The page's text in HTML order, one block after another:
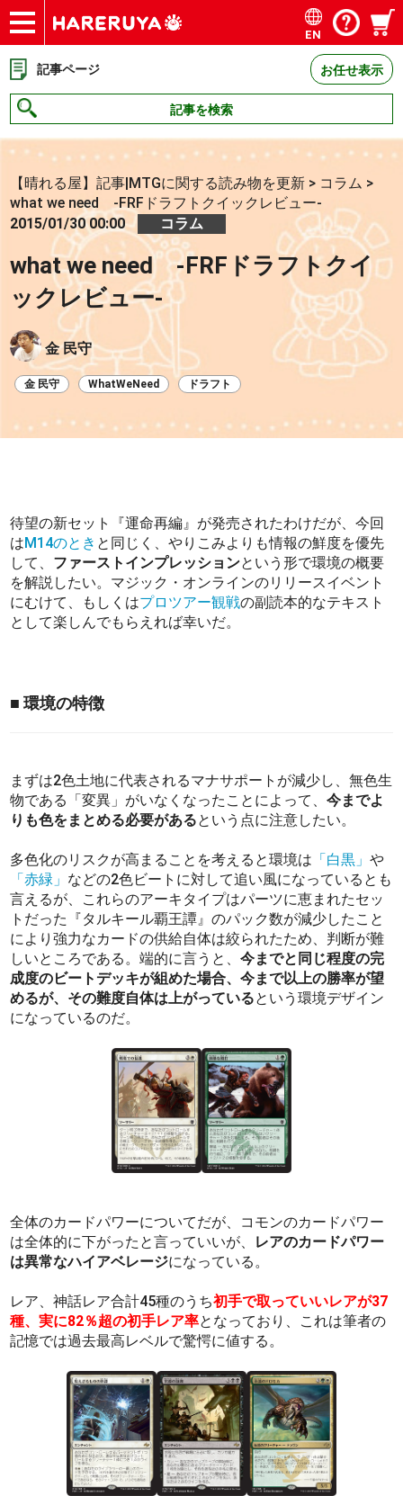
ショップ
買取
記事
デッキ検索
デッキ構築
選手一覧
店舗一覧
イベント
お問い合わせ
EN
記事ページ お任せ表示
記事を検索
【晴れる屋】記事|MTGに関する読み物を更新 > コラム >
what we need -FRFドラフトクイックレビュー-
2015/01/30 00:00
コラム
what we need -FRFドラフトクイ
ックレビュー-
金 民守
金 民守 WhatWeNeed ドラフト
待望の新セット『運命再編』が発売されたわけだが、今回
はM14のとき と同じく、やりこみよりも情報の鮮度を優先
して、 ファーストインプレッションという形で環境の概要
を解説したい。マジック・オンラインのリリースイベント
にむけて、もしくはプロツアー観戦の副読本的なテキスト
として楽しんでもらえれば幸いだ。
■ 環境の特徴
まずは2色土地に代表されるマナサポートが減少し、無色生
物である「変異」がいなくなったことによって、今までよ
りも色をまとめる必要があるという点に注意したい。
多色化のリスクが高まることを考えると環境は 「白黒」や
「赤緑」 などの2色ビートに対して追い風になっているとも
言えるが、これらのアーキタイプはパーツに恵まれたセッ
トだった『タルキール覇王譚』のパック数が減少したこと
により強力なカードの供給自体は絞られたため、判断が難
しいところである。端的に言うと、今までと同じ程度の完
成度のビートデッキが組めた場合、今まで以上の勝率が望
めるが、その難度自体は上がっているという環境デザイン
になっているのだ。
全体のカードパワーについてだが、コモンのカードパワー
は全体的に下がったと言っていいが、 レアのカードパワー
は異常なハイアベレージになっている。
レア、神話レア合計45種のうち初手で取っていいレアが37
種、実に82％超の初手レア率となっており、これは筆者の
記憶では過去最高レベルで驚愕に値する。